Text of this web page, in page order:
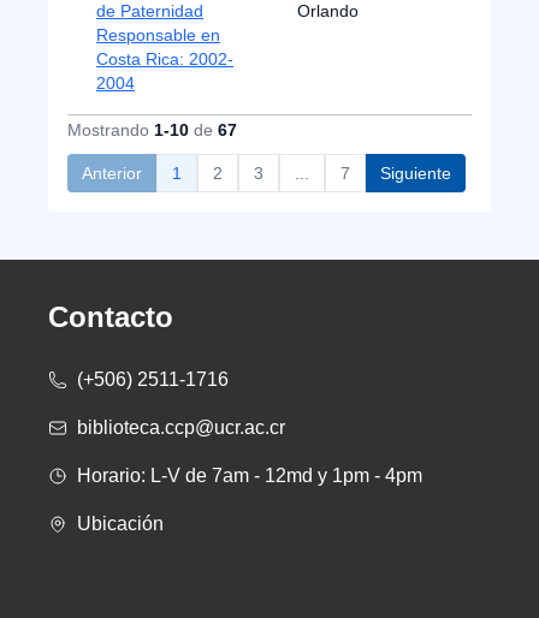
de Paternidad
Responsable en
Costa Rica: 2002-
2004
Orlando
Mostrando 1-10 de 67
Anterior 1 2 3 7 Siguiente
Contacto
(+506) 2511-1716
biblioteca.ccp@ucr.ac.cr
Horario: L-V de 7am - 12md y 1pm - 4pm
Ubicación